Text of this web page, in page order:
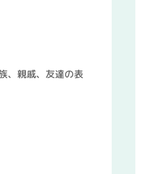
、親戚、友達の表